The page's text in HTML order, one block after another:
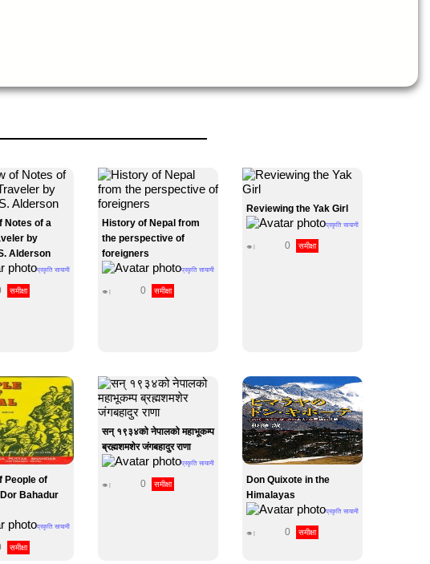
Notes of a
by
Alderson
प्रकृति सायामी
समीक्षा
History of Nepal from
the perspective of
foreigners
प्रकृति सायामी
👁 | 0 समीक्षा
Reviewing the Yak Girl
प्रकृति सायामी
👁 | 0 समीक्षा
People of
Bahadur
प्रकृति सायामी
समीक्षा
सन् १९३४को नेपालको महाभूकम्प
ब्रह्मशमशेर जंगबहादुर राणा
प्रकृति सायामी
👁 | 0 समीक्षा
Don Quixote in the
Himalayas
प्रकृति सायामी
👁 | 0 समीक्षा